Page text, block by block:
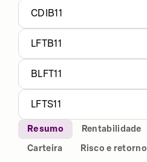
CDIB11
LFTB11
BLFT11
LFTS11
Resumo Rentabilidade
Carteira
Risco e retorno